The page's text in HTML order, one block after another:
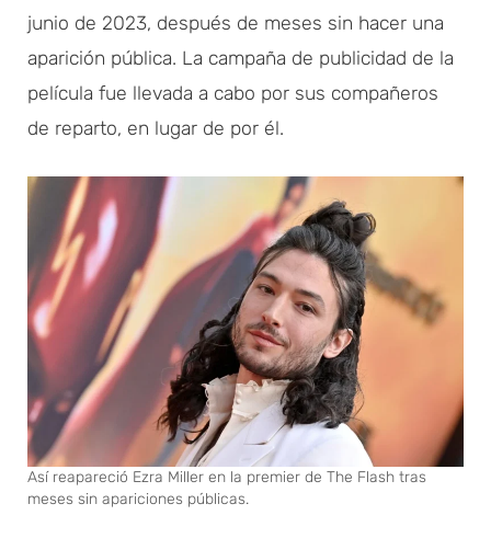
junio de 2023, después de meses sin hacer una
aparición pública. La campaña de publicidad de la
película fue llevada a cabo por sus compañeros
de reparto, en lugar de por él.
Así reapareció Ezra Miller en la premier de The Flash tras
meses sin apariciones públicas.